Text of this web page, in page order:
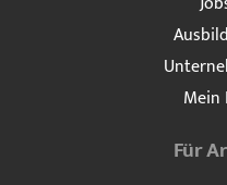
Mein
Für